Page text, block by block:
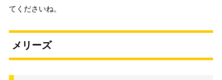
てくださいね。
メリーズ